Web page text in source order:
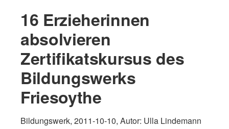
16 Erzieherinnen
absolvieren
Zertifikatskursus des
Bildungswerks
Friesoythe
Bildungswerk, 2011-10-10, Autor: Ulla Lindemann